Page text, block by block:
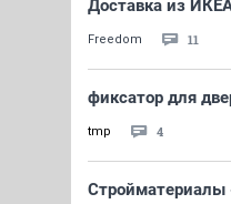
Доставка из
Freedom 11
фиксатор для
tmp 4
Стройматериалы